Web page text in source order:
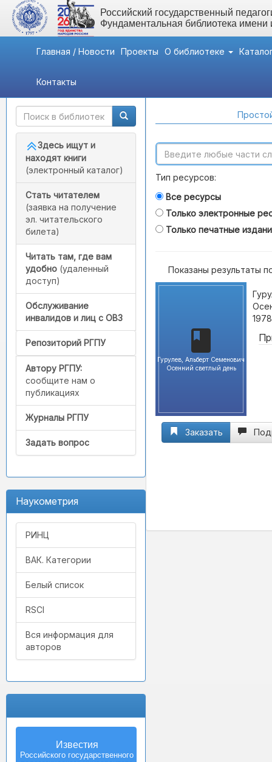
Российский государственный
Фундаментальная библиотека
Главная / Новости Проекты О библиотеке
Контакты
Быстрый доступ
Здесь ищут и
находят книги
(электронный каталог)
Стать читателем
(заявка на получение
эл. читательского
билета)
Читать там, где вам
удобно (удаленный
доступ)
Обслуживание
инвалидов и лиц с ОВЗ
Репозиторий РГПУ
Автору РГПУ:
сообщите нам о
публикациях
Журналы РГПУ
Задать вопрос
Наукометрия
РИНЦ
ВАК. Категории
Белый список
RSCI
Вся информация для
авторов
Известия
Российского государственного
Izvestia:
Herzen University
Тип ресурсов:
Все ресурсы
Только электронные
Только печатные
Показаны результаты
Гурулев, Альберт Семенович
Осенний светлый день
Заказать